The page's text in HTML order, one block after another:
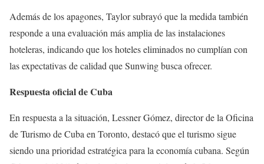
Además de los apagones, Taylor subrayó que la medida también
responde a una evaluación más amplia de las instalaciones
hoteleras, indicando que los hoteles eliminados no cumplían con
las expectativas de calidad que Sunwing busca ofrecer.
Respuesta oficial de Cuba
En respuesta a la situación, Lessner Gómez, director de la Oficina
de Turismo de Cuba en Toronto, destacó que el turismo sigue
siendo una prioridad estratégica para la economía cubana. Según